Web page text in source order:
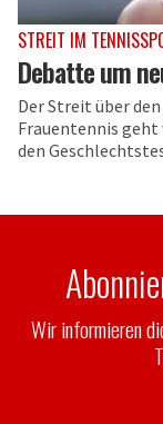
STREIT IM
Debatte um
Der Streit über
Frauentennis geht
den
Wir informieren